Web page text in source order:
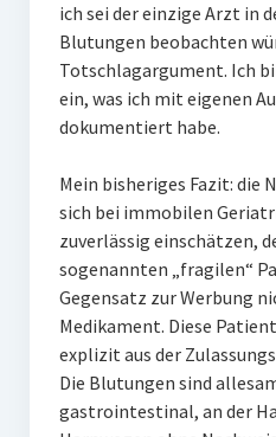
ich sei der einzige Arzt in
Blutungen beobachten
Totschlagargument. Ich
ein, was ich mit eigenen
dokumentiert habe.
Mein bisheriges Fazit: die
sich bei immobilen
zuverlässig einschätzen,
sogenannten „fragilen“
Gegensatz zur Werbung
Medikament. Diese
explizit aus der
Die Blutungen sind
gastrointestinal, an der